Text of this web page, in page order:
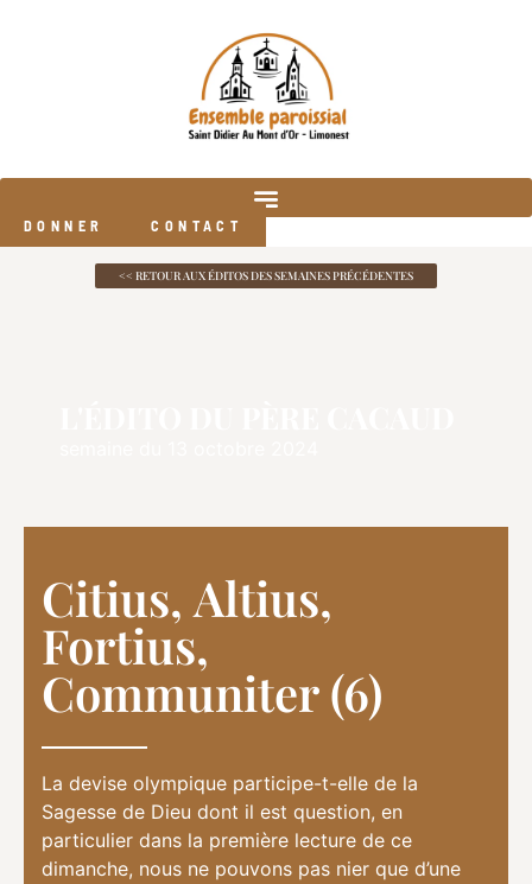
DONNER CONTACT
<< RETOUR AUX ÉDITOS DES SEMAINES PRÉCÉDENTES
Citius, Altius,
Fortius,
Communiter (6)
La devise olympique participe-t-elle de la
Sagesse de Dieu dont il est question, en
particulier dans la première lecture de ce
dimanche, nous ne pouvons pas nier que d’une